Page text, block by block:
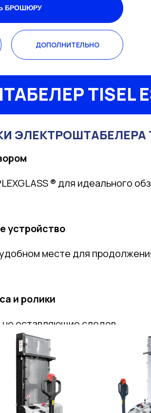
БРОШЮРУ
ДОПОЛНИТЕЛЬНО
TISEL
ЭЛЕКТРОШТАБЕЛЕРА
® для идеального
устройство
месте для
и ролики
оставляющие следов.
ролики TANDEM